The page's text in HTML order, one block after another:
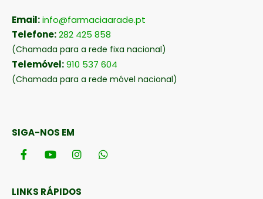
Email:info@farmaciaarade.pt
Telefone:282 425 858
(Chamada para a rede fixa nacional)
Telemóvel:910 537 604
(Chamada para a rede móvel nacional)
SIGA-NOS EM
LINKS RÁPIDOS